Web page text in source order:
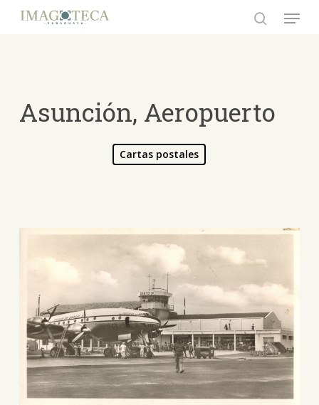
Menu
Asunción, Aeropuerto
Cartas postales